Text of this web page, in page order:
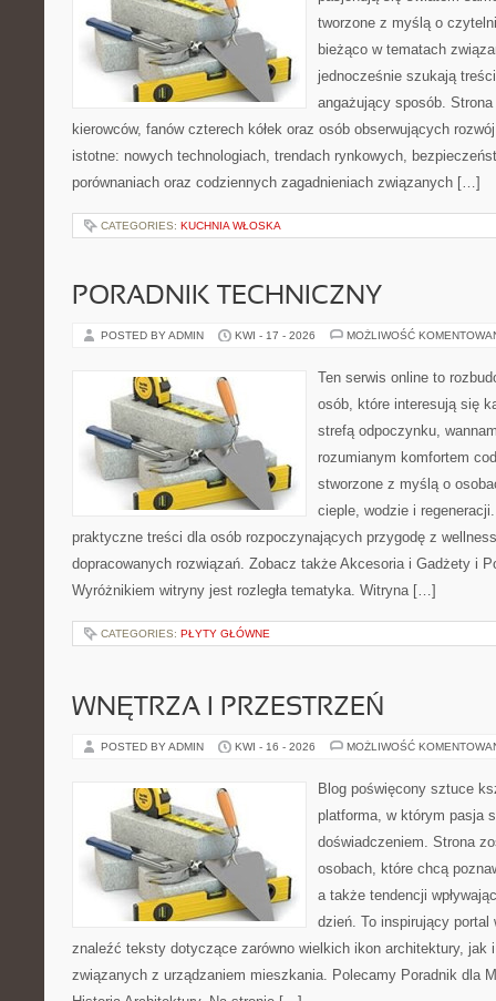
tworzone z myślą o
bieżąco w tematach
jednocześnie szukają
angażujący sposób.
kierowców, fanów czterech kółek oraz osób obserwujących
istotne: nowych technologiach, trendach rynkowych,
porównaniach oraz codziennych zagadnieniach związanych […]
CATEGORIES: KUCHNIA WŁOSKA
PORADNIK TECHNICZNY
POSTED BY ADMIN KWI - 17 - 2026 MOŻLIWOŚĆ
Ten serwis online to
osób, które interesują się
strefą odpoczynku,
rozumianym komfortem
stworzone z myślą o
cieple, wodzie i
praktyczne treści dla osób rozpoczynających przygodę z
dopracowanych rozwiązań. Zobacz także Akcesoria i Gadżety i
Wyróżnikiem witryny jest rozległa tematyka. Witryna […]
CATEGORIES: PŁYTY GŁÓWNE
WNĘTRZA I PRZESTRZEŃ
POSTED BY ADMIN KWI - 16 - 2026 MOŻLIWOŚĆ
Blog poświęcony sztuce
platforma, w którym pasja
doświadczeniem. Strona
osobach, które chcą
a także tendencji
dzień. To inspirujący
znaleźć teksty dotyczące zarówno wielkich ikon architektury, jak
związanych z urządzaniem mieszkania. Polecamy Poradnik dla